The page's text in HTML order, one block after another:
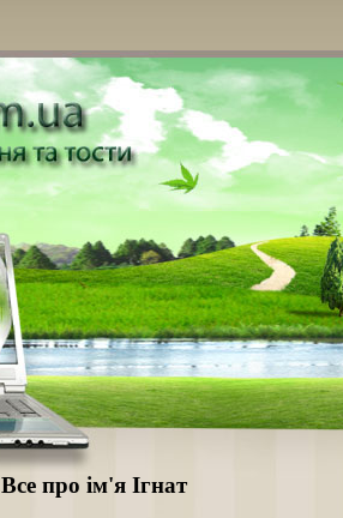
Все про ім'я Ігнат